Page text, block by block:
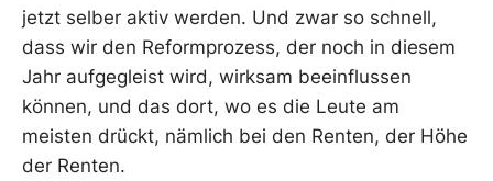
jetzt selber aktiv werden. Und zwar so schnell,
dass wir den Reformprozess, der noch in diesem
Jahr aufgegleist wird, wirksam beeinflussen
können, und das dort, wo es die Leute am
meisten drückt, nämlich bei den Renten, der Höhe
der Renten.